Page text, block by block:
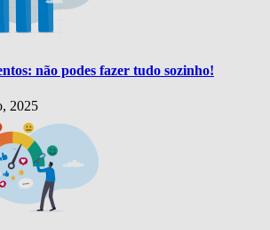
não podes fazer tudo sozinho!
2025